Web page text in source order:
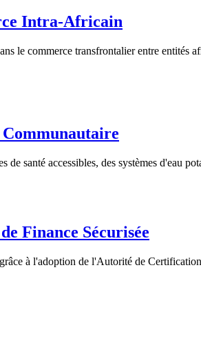
Intra-Africain
le commerce transfrontalier entre entités
de santé accessibles, des systèmes d'eau
Finance Sécurisée
à l'adoption de l'Autorité de